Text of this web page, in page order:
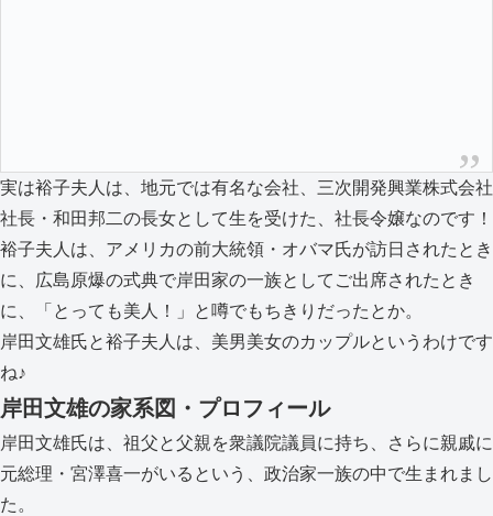
実は裕子夫人は、地元では有名な会社、三次開発興業株式会社
社長・和田邦二の長女として生を受けた、社長令嬢なのです！
裕子夫人は、アメリカの前大統領・オバマ氏が訪日されたとき
に、広島原爆の式典で岸田家の一族としてご出席されたとき
に、「とっても美人！」と噂でもちきりだったとか。
岸田文雄氏と裕子夫人は、美男美女のカップルというわけです
ね♪
岸田文雄の家系図・プロフィール
岸田文雄氏は、祖父と父親を衆議院議員に持ち、さらに親戚に
元総理・宮澤喜一がいるという、政治家一族の中で生まれまし
た。